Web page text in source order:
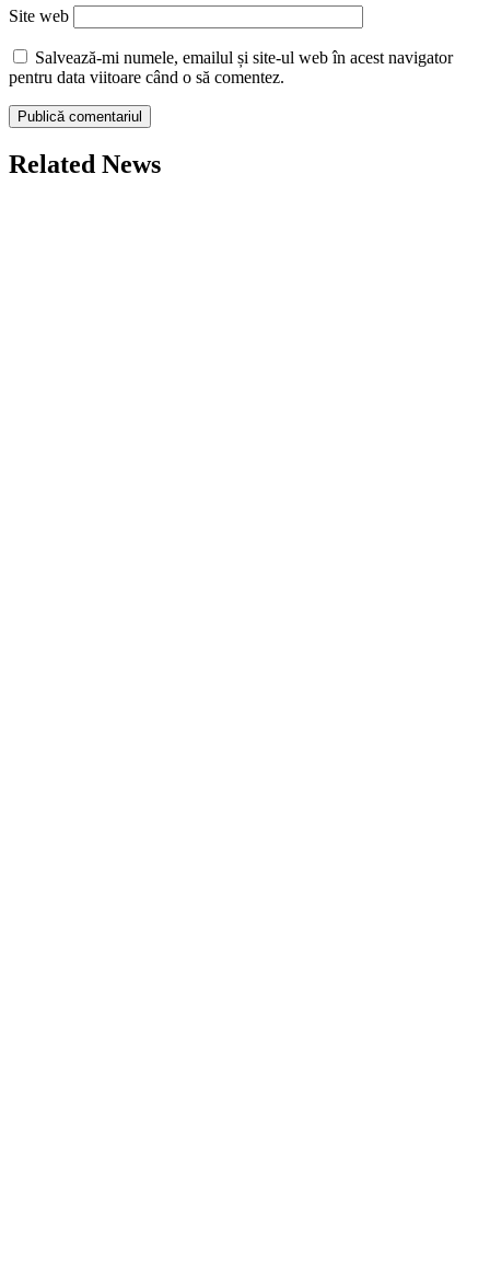
Site web
Salvează-mi numele, emailul și site-ul web în acest navigator
pentru data viitoare când o să comentez.
Related News